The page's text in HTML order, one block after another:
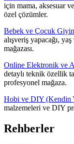
için mama, aksesuar
özel çözümler.
Bebek ve Çocuk
alışveriş yapacağı,
mağazası.
Online Elektronik ve
detaylı teknik özellik
profesyonel mağaza.
Hobi ve DIY (Kendin
malzemeleri ve DIY
Rehberler